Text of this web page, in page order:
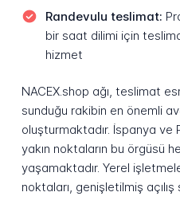
Randevulu teslimat:
bir saat dilimi için
hizmet
NACEX.shop ağı, teslimat
sunduğu rakibin en önemli
oluşturmaktadır. İspanya
yakın noktaların bu örgüsü
yaşamaktadır. Yerel
noktaları, genişletilmiş